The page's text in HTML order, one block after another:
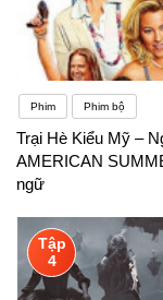
Phim Phim bộ
Trại Hè Kiểu Mỹ –
AMERICAN
ngữ
Tập
4